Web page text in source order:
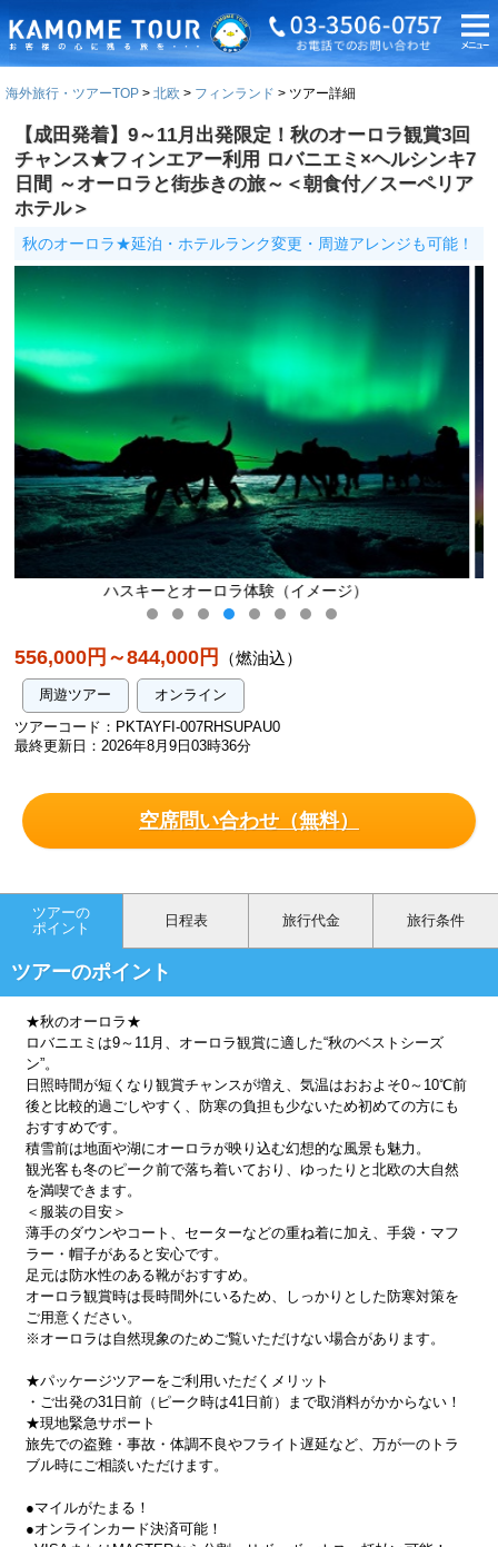
海外旅行・ツアーTOP 北欧 フィンランド ツアー詳細
【成田発着】9～11月出発限定！秋のオーロラ観賞3回
チャンス★フィンエアー利用 ロバニエミ×ヘルシンキ7
日間 ～オーロラと街歩きの旅～＜朝食付／スーペリア
ホテル＞
秋のオーロラ★延泊・ホテルランク変更・周遊アレンジも可能！
ロヴァニエミでのオーロラ（イメ
556,000円～844,000円 （燃油込）
周遊ツアー
オンライン
ツアーコード：PKTAYFI-007RHSUPAU0
最終更新日：2026年8月9日03時36分
空席問い合わせ（無料）
ツアーの
ポイント
日程表 旅行代金 旅行条件
ツアーのポイント
★秋のオーロラ★
ロバニエミは9～11月、オーロラ観賞に適した“秋のベストシーズ
ン”。
日照時間が短くなり観賞チャンスが増え、気温はおおよそ0～10℃前
後と比較的過ごしやすく、防寒の負担も少ないため初めての方にも
おすすめです。
積雪前は地面や湖にオーロラが映り込む幻想的な風景も魅力。
観光客も冬のピーク前で落ち着いており、ゆったりと北欧の大自然
を満喫できます。
＜服装の目安＞
薄手のダウンやコート、セーターなどの重ね着に加え、手袋・マフ
ラー・帽子があると安心です。
足元は防水性のある靴がおすすめ。
オーロラ観賞時は長時間外にいるため、しっかりとした防寒対策を
ご用意ください。
※オーロラは自然現象のためご覧いただけない場合があります。
★パッケージツアーをご利用いただくメリット
・ご出発の31日前（ピーク時は41日前）まで取消料がかからない！
★現地緊急サポート
旅先での盗難・事故・体調不良やフライト遅延など、万が一のトラ
ブル時にご相談いただけます。
●マイルがたまる！
●オンラインカード決済可能！